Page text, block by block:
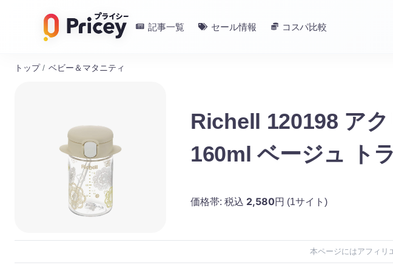
記事一覧 セール情報 コスパ比較
トップ / ベビー＆マタニティ
Richell 120198 ア
160ml ベージュ ト
価格帯: 税込 2,580円 (1サイト)
本ページにはアフィリ